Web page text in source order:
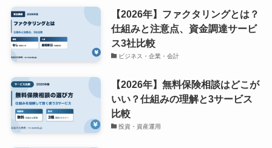
【2026年】ファクタリングとは？
仕組みと注意点、資金調達サービ
ス3社比較
ビジネス・企業・会計
【2026年】無料保険相談はどこが
いい？仕組みの理解と3サービス
比較
投資・資産運用